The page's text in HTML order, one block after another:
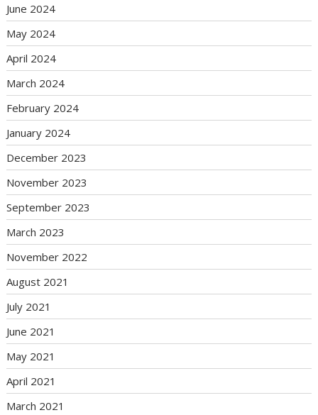
June 2024
May 2024
April 2024
March 2024
February 2024
January 2024
December 2023
November 2023
September 2023
March 2023
November 2022
August 2021
July 2021
June 2021
May 2021
April 2021
March 2021